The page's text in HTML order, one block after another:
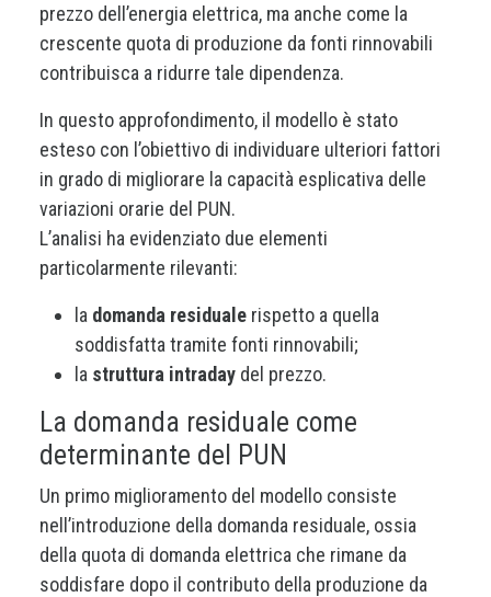
prezzo dell’energia elettrica, ma anche come la
crescente quota di produzione da fonti rinnovabili
contribuisca a ridurre tale dipendenza.
In questo approfondimento, il modello è stato
esteso con l’obiettivo di individuare ulteriori fattori
in grado di migliorare la capacità esplicativa delle
variazioni orarie del PUN.
L’analisi ha evidenziato due elementi
particolarmente rilevanti:
la domanda residuale rispetto a quella
soddisfatta tramite fonti rinnovabili;
la struttura intraday del prezzo.
La domanda residuale come
determinante del PUN
Un primo miglioramento del modello consiste
nell’introduzione della domanda residuale, ossia
della quota di domanda elettrica che rimane da
soddisfare dopo il contributo della produzione da